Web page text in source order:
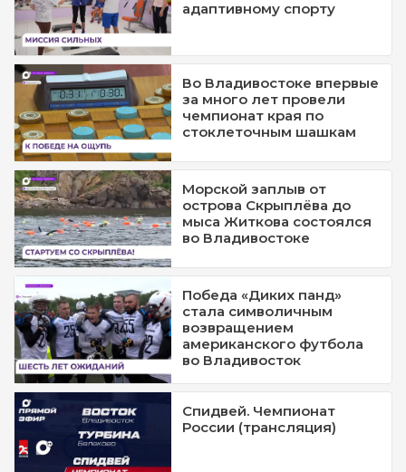
адаптивному спорту
Во Владивостоке впервые
за много лет провели
чемпионат края по
стоклеточным шашкам
Морской заплыв от
острова Скрыплёва до
мыса Житкова состоялся
во Владивостоке
Победа «Диких панд»
стала символичным
возвращением
американского футбола
во Владивосток
Спидвей. Чемпионат
России (трансляция)